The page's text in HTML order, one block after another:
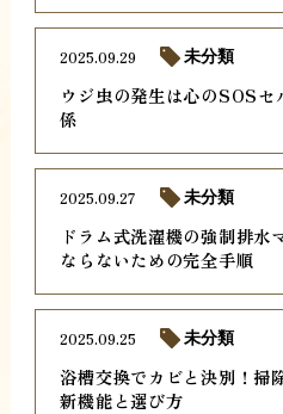
ウジ虫の発生は心のSOSセ
係
2025.09.29 未分類
ドラム式洗濯機の強制排水
ならないための完全手順
2025.09.27 未分類
浴槽交換でカビと決別！掃
新機能と選び方
2025.09.25 未分類